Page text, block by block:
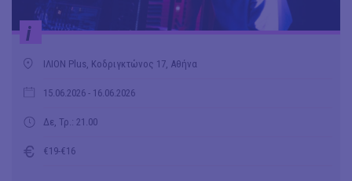
i
ΙΛΙΟΝ Plus, Κοδριγκτώνος 17, Αθήνα
15.06.2026 - 16.06.2026
Δε, Τρ.: 21.00
€19-€16